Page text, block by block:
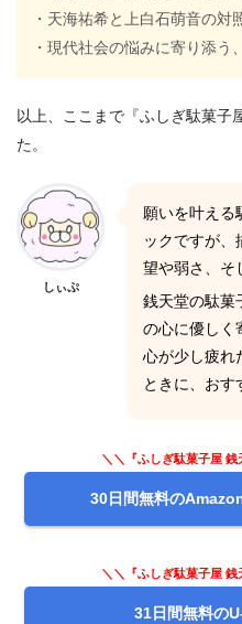
・天海祐希と上白石萌音の対
・現代社会の悩みに寄り添う
以上、ここまで『ふしぎ駄菓子
た。
しぃぷ
願いを叶える
ックですが、
望や弱さ、そ
銭天堂の駄菓
の心に優しく
心が少し疲れ
ときに、おす
＼＼『ふしぎ駄菓子屋
30日間無料の
＼＼『ふしぎ駄菓子屋
31日間無料の